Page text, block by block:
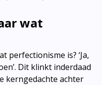
wat
perfectionisme is? ‘Ja,
Dit klinkt inderdaad
kerngedachte achter